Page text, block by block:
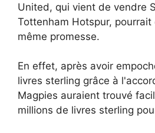
United, qui vient de vendre
Tottenham Hotspur,
même promesse.
En effet, après avoir
livres sterling grâce à
Magpies auraient trouvé
millions de livres sterling